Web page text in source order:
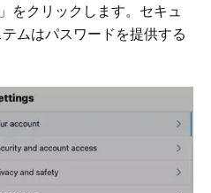
をクリックします。セキュ
ムはパスワードを提供する